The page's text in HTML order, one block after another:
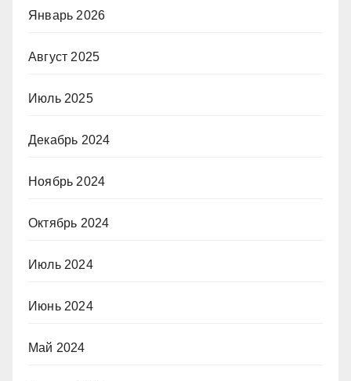
Январь 2026
Август 2025
Июль 2025
Декабрь 2024
Ноябрь 2024
Октябрь 2024
Июль 2024
Июнь 2024
Май 2024